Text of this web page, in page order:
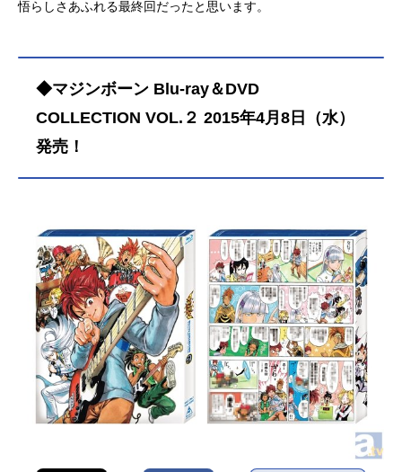
悟らしさあふれる最終回だったと思います。
◆マジンボーン Blu-ray＆DVD
COLLECTION VOL.２ 2015年4月8日（水）
発売！